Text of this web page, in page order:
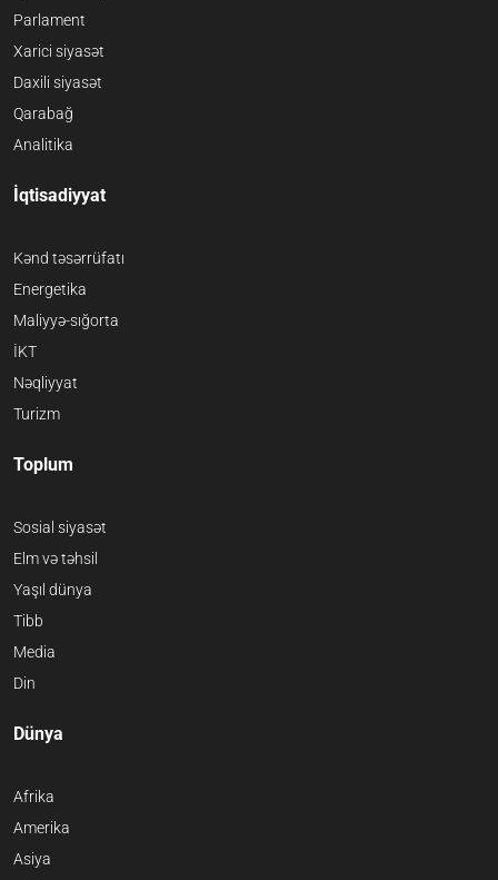
Parlament
Xarici siyasət
Daxili siyasət
Qarabağ
Analitika
İqtisadiyyat
Kənd təsərrüfatı
Energetika
Maliyyə-sığorta
İKT
Nəqliyyat
Turizm
Toplum
Sosial siyasət
Elm və təhsil
Yaşıl dünya
Tibb
Media
Din
Dünya
Afrika
Amerika
Asiya